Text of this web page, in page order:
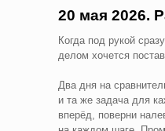
20 мая 2026.
Когда под рукой
делом хочется
Два дня на
и та же задача для
вперёд, поверни